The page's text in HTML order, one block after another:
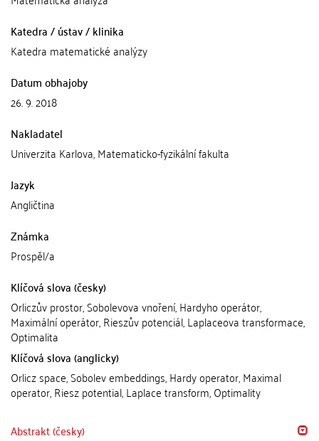
Katedra / ústav / klinika
Katedra matematické analýzy
Datum obhajoby
26. 9. 2018
Nakladatel
Univerzita Karlova, Matematicko-fyzikální fakulta
Jazyk
Angličtina
Známka
Prospěl/a
Klíčová slova (česky)
Orliczův prostor, Sobolevova vnoření, Hardyho operátor,
Maximální operátor, Rieszův potenciál, Laplaceova transformace,
Optimalita
Klíčová slova (anglicky)
Orlicz space, Sobolev embeddings, Hardy operator, Maximal
operator, Riesz potential, Laplace transform, Optimality
Abstrakt (česky)